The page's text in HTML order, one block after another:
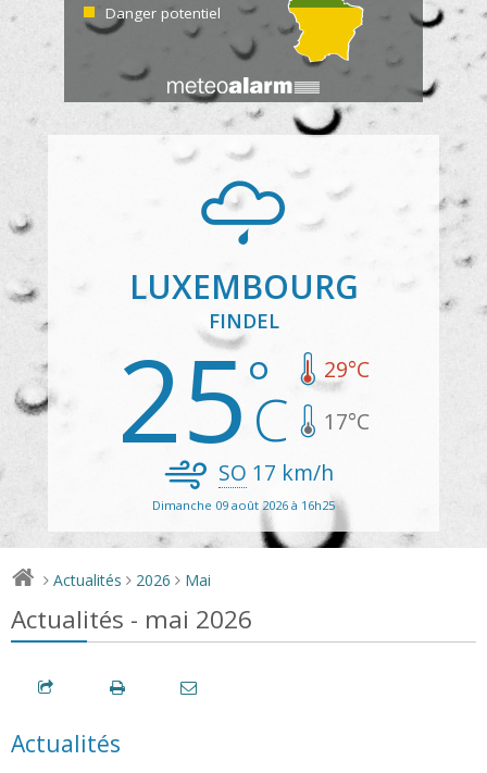
Danger potentiel
LUXEMBOURG
FINDEL
25 29°C
17°C
SO 17 km/h
Dimanche 09 août 2026 à 16h25
> Actualités > 2026 > Mai
Actualités - mai 2026
Actualités